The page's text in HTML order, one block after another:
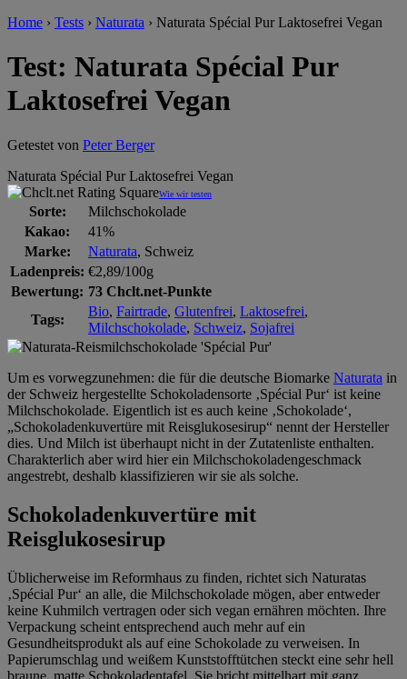
Home › Tests › Naturata › Naturata Spécial Pur Laktosefrei Vegan
Test: Naturata Spécial Pur
Laktosefrei Vegan
Getestet von Peter Berger
Naturata Spécial Pur Laktosefrei Vegan
Wie wir testen
Sorte:
Milchschokolade
Kakao:
41%
Marke:
Naturata, Schweiz
Ladenpreis: €2,89/100g
Bewertung: 73 Chclt.net-Punkte
Tags:
Bio, Fairtrade, Glutenfrei, Laktosefrei,
Milchschokolade, Schweiz, Sojafrei
Um es vorwegzunehmen: die für die deutsche Biomarke Naturata in
der Schweiz hergestellte Schokoladensorte ‚Spécial Pur‘ ist keine
Milchschokolade. Eigentlich ist es auch keine ‚Schokolade‘,
„Schokoladenkuvertüre mit Reisglukosesirup“ nennt der Hersteller
dies. Und Milch ist überhaupt nicht in der Zutatenliste enthalten.
Charakterlich aber wird hier ein Milchschokoladengeschmack
angestrebt, deshalb klassifizieren wir sie als solche.
Schokoladenkuvertüre mit
Reisglukosesirup
Üblicherweise im Reformhaus zu finden, richtet sich Naturatas
‚Spécial Pur‘ an alle, die Milchschokolade mögen, aber entweder
keine Kuhmilch vertragen oder sich vegan ernähren möchten. Ihre
Verpackung scheint entsprechend auch mehr auf ein
Gesundheitsprodukt als auf eine Schokolade zu verweisen. In
Papierumschlag und weißem Kunststofftütchen steckt eine sehr hell
braune, matte Schokoladentafel. Sie bricht mittelhart mit ganz